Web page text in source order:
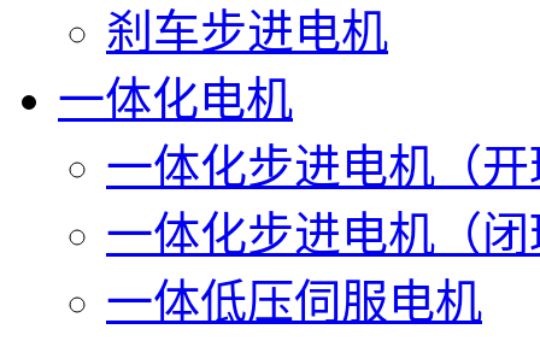
刹车步进电机
一体化电机
一体化步进电机（
一体化步进电机（
一体低压伺服电机